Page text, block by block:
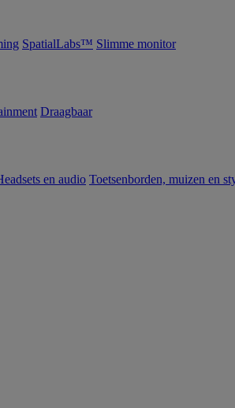
SpatialLabs™ Slimme monitor
Draagbaar
en audio Toetsenborden, muizen en